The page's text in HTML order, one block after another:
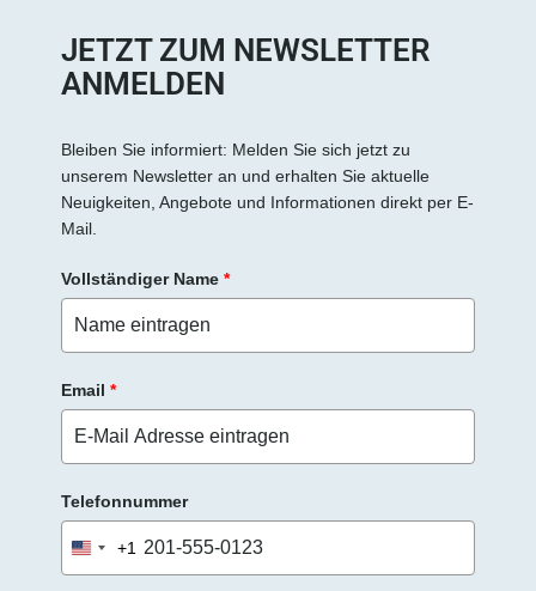
JETZT ZUM NEWSLETTER
ANMELDEN
Bleiben Sie informiert: Melden Sie sich jetzt zu
unserem Newsletter an und erhalten Sie aktuelle
Neuigkeiten, Angebote und Informationen direkt per E-
Mail.
Vollständiger Name *
Email *
Telefonnummer
United
States
+1